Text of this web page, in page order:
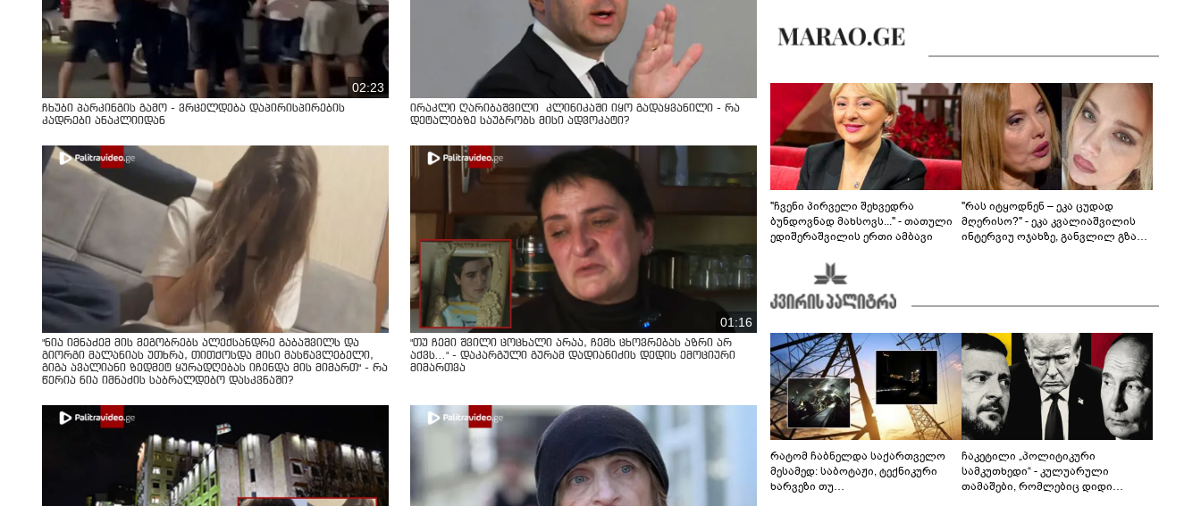
02:23
ჩხუბი პარკინგის გამო - ვრცელდება დაპირისპირების
კადრები ანაკლიიდან
ირაკლი ღარიბაშვილი კლინიკაში იყო გადაყვანილი - რა
დეტალებზე საუბრობს მისი ადვოკატი?
"ნია იმნაძემ მის მეგობრებს ალექსანდრე გაბაშვილს და
გიორგი მალანიას უთხრა, თითქოსდა მისი მასწავლებელი,
გიგა ავალიანი ზედმეტ ყურადღებას იჩენდა მის მიმართ" - რა
წერია ნია იმნაძის საბრალდებო დასკვნაში?
01:16
"თუ ჩემი შვილი ცოცხალი არაა, ჩემს ცხოვრებას აზრი არ
აქვს..." - დაკარგული გურამ დადიანიძის დედის ემოციური
მიმართვა
მოწოდებაზე... წლობით
მიმდინარეობდა საქმის
"ჩვენი პირველი შეხვედრა
ბუნდოვნად მახსოვს..." - თათული
ედიშერაშვილის ერთი ამბავი
"რას იტყოდნენ – ეკა ცუდად
მღერისო?" - ეკა კვალიაშვილის
ინტერვიუ ოჯახზე, განვლილ გზასა
რატომ ჩაბნელდა საქართველო
მესამედ: საბოტაჟი, ტექნიკური
ხარვეზი თუ
ჩაკეტილი „პოლიტიკური
სამკუთხედი“ - კულუარული
თამაშები, რომლებიც დიდი